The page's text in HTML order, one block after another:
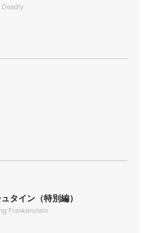
Deadly
タイン（特別編）
Frankenstein